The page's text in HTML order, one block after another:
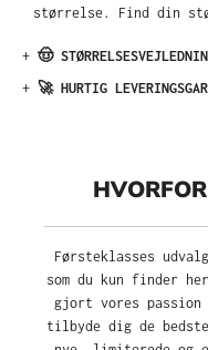
størrelse. Find din
+ 🤠
+ 🚀 HURTIG
Førsteklasses
som du kun finder
gjort vores
tilbyde dig de